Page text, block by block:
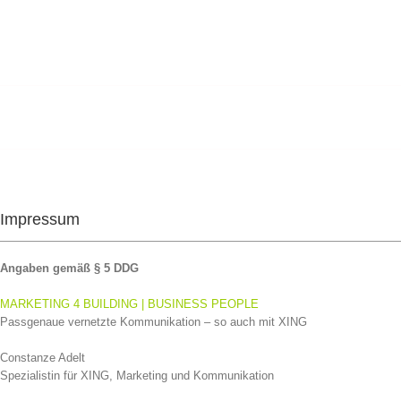
Impressum
Angaben gemäß § 5 DDG
MARKETING 4 BUILDING | BUSINESS PEOPLE
Passgenaue vernetzte Kommunikation – so auch mit XING
Constanze Adelt
Spezialistin für XING, Marketing und Kommunikation